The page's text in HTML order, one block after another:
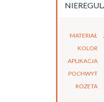
MATERIAŁ
KOLOR
APLIKACJA
POCHWYT
ROZETA